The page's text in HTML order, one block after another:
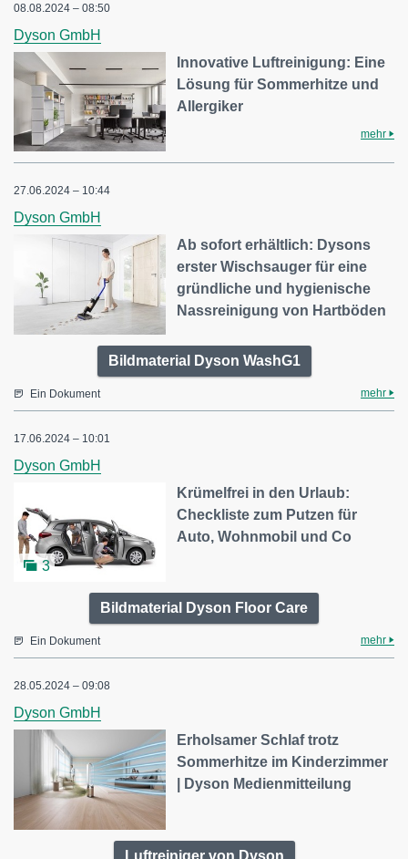
08.08.2024 – 08:50
Dyson GmbH
Innovative Luftreinigung: Eine
Lösung für Sommerhitze und
Allergiker
mehr
27.06.2024 – 10:44
Dyson GmbH
Ab sofort erhältlich: Dysons
erster Wischsauger für eine
gründliche und hygienische
Nassreinigung von Hartböden
Bildmaterial Dyson WashG1
Ein Dokument mehr
17.06.2024 – 10:01
Dyson GmbH
3
Krümelfrei in den Urlaub:
Checkliste zum Putzen für
Auto, Wohnmobil und Co
Bildmaterial Dyson Floor Care
Ein Dokument mehr
28.05.2024 – 09:08
Dyson GmbH
Erholsamer Schlaf trotz
Sommerhitze im Kinderzimmer
| Dyson Medienmitteilung
Luftreiniger von Dyson